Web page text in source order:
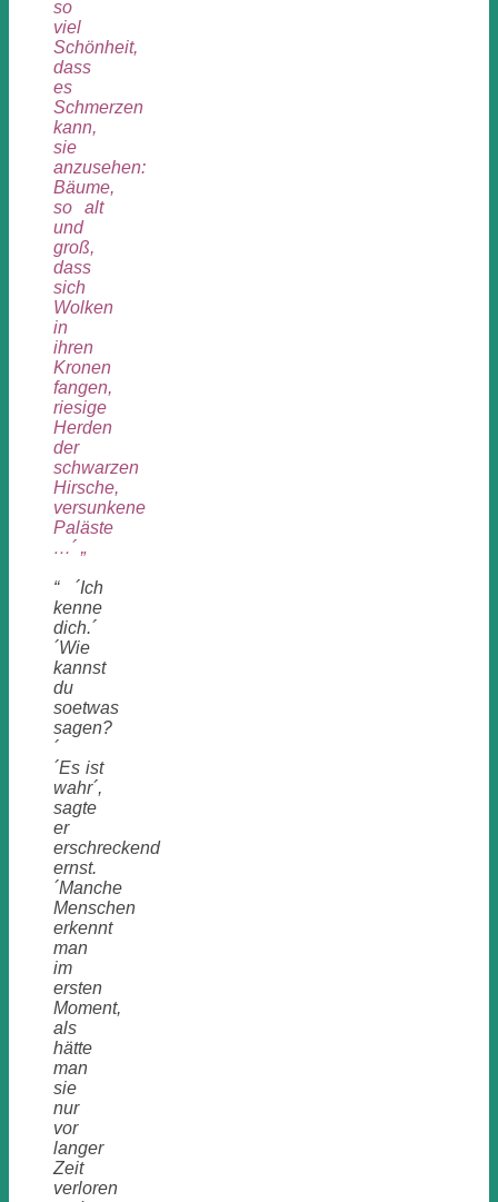
so
viel
Schönheit,
dass
es
Schmerzen
kann,
sie
anzusehen:
Bäume,
so alt
und
groß,
dass
sich
Wolken
in
ihren
Kronen
fangen,
riesige
Herden
der
schwarzen
Hirsche,
versunkene
Paläste
…´ „
“ ´Ich
kenne
dich.´
´Wie
kannst
du
soetwas
sagen?
´
´Es ist
wahr´,
sagte
er
erschreckend
ernst.
´Manche
Menschen
erkennt
man
im
ersten
Moment,
als
hätte
man
sie
nur
vor
langer
Zeit
verloren